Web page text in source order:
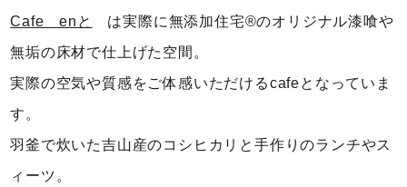
Cafe enと
は実際に無添加住宅®のオリジナル漆喰や
無垢の床材で仕上げた空間。
実際の空気や質感をご体感いただけるcafeとなっていま
す。
羽釜で炊いた吉山産のコシヒカリと手作りのランチやス
ィーツ。